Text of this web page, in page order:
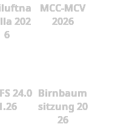
202
6
MCC-MCV
2026
24.0 Birnbaum
sitzung 20
26